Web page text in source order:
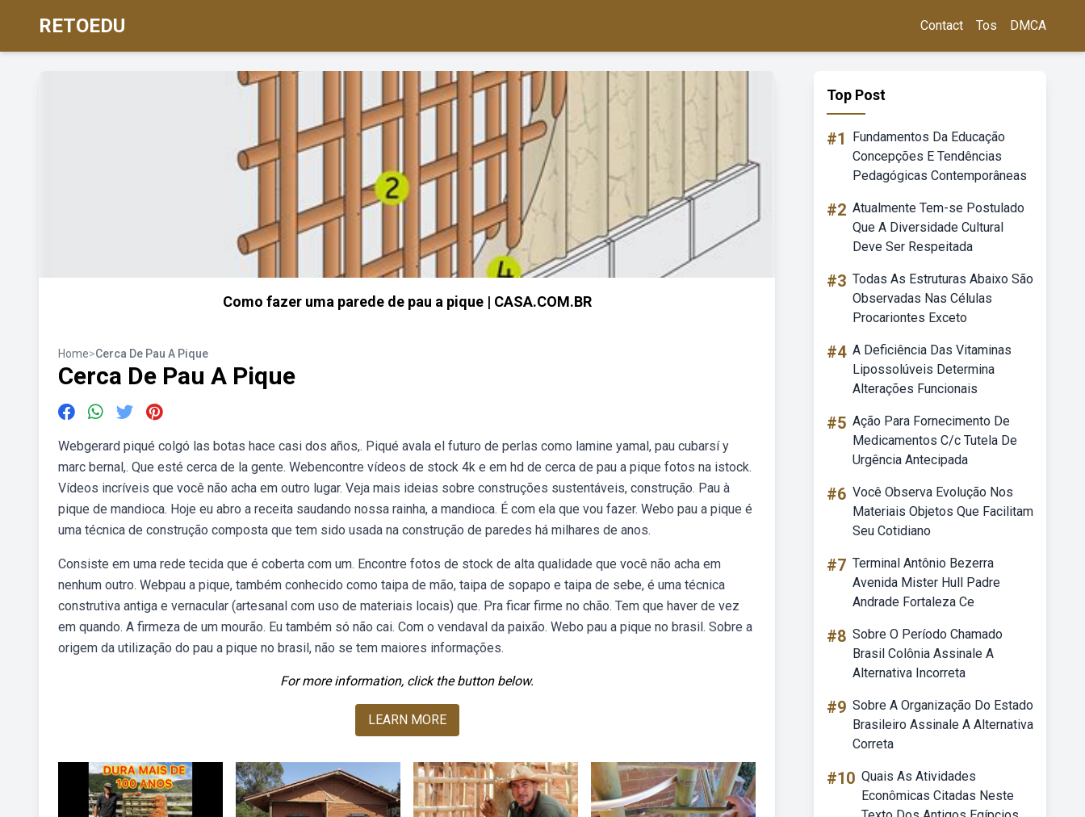
RETOEDU Contact Tos DMCA
Como fazer uma parede de pau a pique | CASA.COM.BR
Home>Cerca De Pau A Pique
Cerca De Pau A Pique
Webgerard piqué colgó las botas hace casi dos años,. Piqué avala el futuro de perlas como lamine yamal, pau cubarsí y
marc bernal,. Que esté cerca de la gente. Webencontre vídeos de stock 4k e em hd de cerca de pau a pique fotos na istock.
Vídeos incríveis que você não acha em outro lugar. Veja mais ideias sobre construções sustentáveis, construção. Pau à
pique de mandioca. Hoje eu abro a receita saudando nossa rainha, a mandioca. É com ela que vou fazer. Webo pau a pique é
uma técnica de construção composta que tem sido usada na construção de paredes há milhares de anos.
Consiste em uma rede tecida que é coberta com um. Encontre fotos de stock de alta qualidade que você não acha em
nenhum outro. Webpau a pique, também conhecido como taipa de mão, taipa de sopapo e taipa de sebe, é uma técnica
construtiva antiga e vernacular (artesanal com uso de materiais locais) que. Pra ficar firme no chão. Tem que haver de vez
em quando. A firmeza de um mourão. Eu também só não cai. Com o vendaval da paixão. Webo pau a pique no brasil. Sobre a
origem da utilização do pau a pique no brasil, não se tem maiores informações.
For more information, click the button below.
LEARN MORE
Top Post
#1
Fundamentos Da Educação
Concepções E Tendências
Pedagógicas Contemporâneas
#2 Atualmente Tem-se Postulado
Que A Diversidade Cultural
Deve Ser Respeitada
#3 Todas As Estruturas Abaixo São
Observadas Nas Células
Procariontes Exceto
#4 A Deficiência Das Vitaminas
Lipossolúveis Determina
Alterações Funcionais
#5 Ação Para Fornecimento De
Medicamentos C/c Tutela De
Urgência Antecipada
#6 Você Observa Evolução Nos
Materiais Objetos Que Facilitam
Seu Cotidiano
#7 Terminal Antônio Bezerra
Avenida Mister Hull Padre
Andrade Fortaleza Ce
#8 Sobre O Período Chamado
Brasil Colônia Assinale A
Alternativa Incorreta
#9 Sobre A Organização Do Estado
Brasileiro Assinale A Alternativa
Correta
#10 Quais As Atividades
Econômicas Citadas Neste